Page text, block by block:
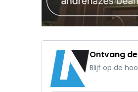
Ontvang
Blijf op de